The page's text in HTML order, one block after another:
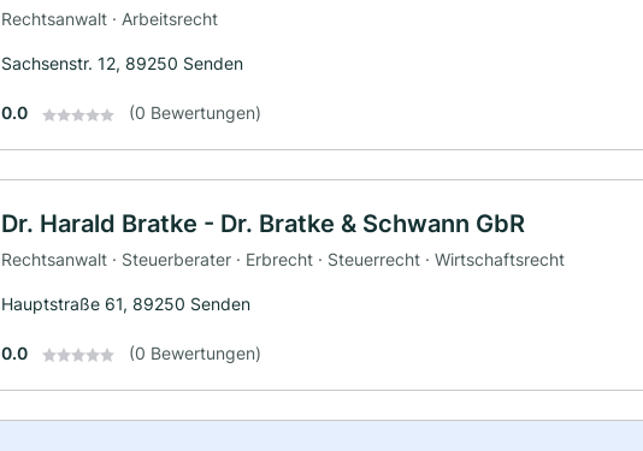
Rechtsanwalt · Arbeitsrecht
Sachsenstr. 12, 89250 Senden
0.0 (0 Bewertungen)
Dr. Harald Bratke - Dr. Bratke & Schwann GbR
Rechtsanwalt · Steuerberater · Erbrecht · Steuerrecht · Wirtschaftsrecht
Hauptstraße 61, 89250 Senden
0.0 (0 Bewertungen)